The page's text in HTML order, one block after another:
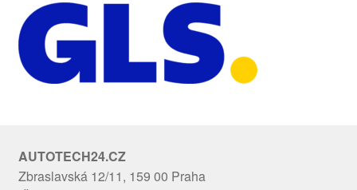
AUTOTECH24.CZ
Zbraslavská 12/11, 159 00 Praha